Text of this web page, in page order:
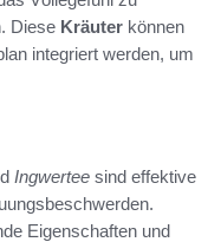
Diese Kräuter können
integriert werden, um
Ingwertee sind effektive
Eigenschaften und